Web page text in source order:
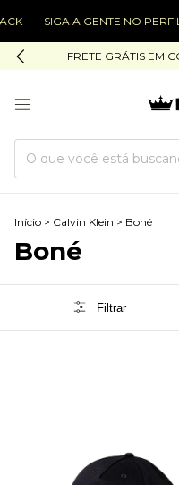
SIGA A GENTE NO
FRETE GRÁTIS EM
Início > Calvin Klein > Boné
Boné
Filtrar